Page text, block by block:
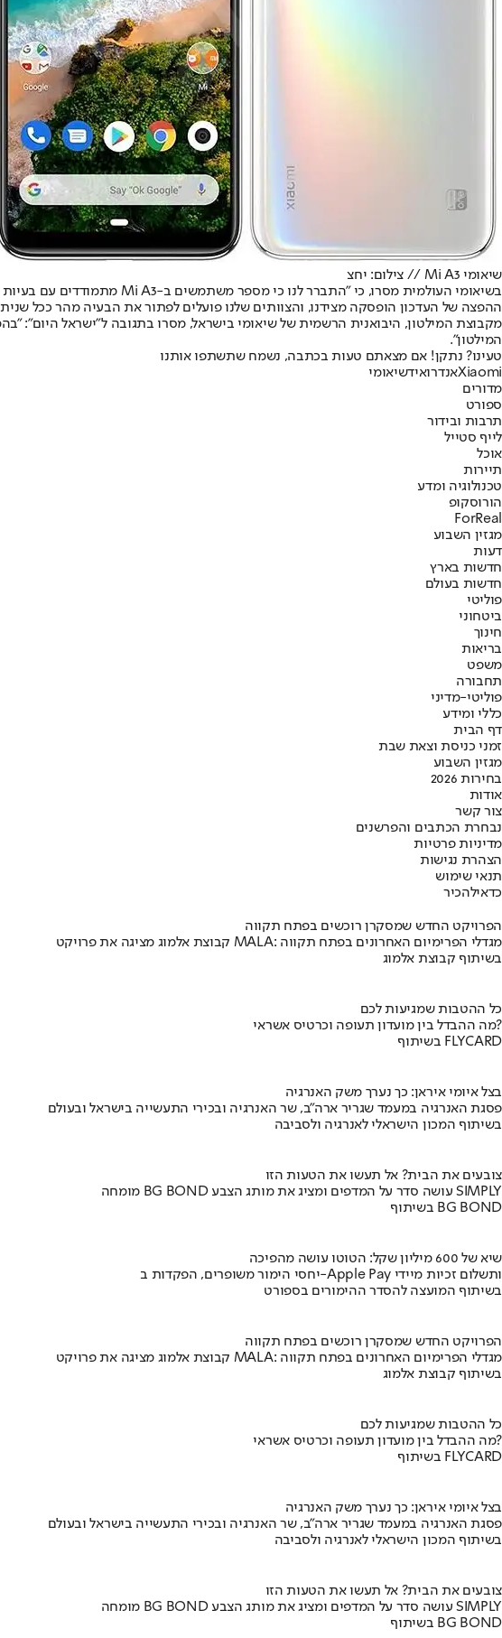
שיאומי Mi A3 // צילום: יחצ
ההפצה של העדכון הופסקה מצידנו, והצוותים שלנו פועלים לפתור את הבעיה מהר ככל
המילטון".
טעינו? נתקן! אם מצאתם טעות בכתבה, נשמח שתשתפו אותנו
Xiaomiאנדרואידשיאומי
מדורים
ספורט
תרבות ובידור
לייף סטייל
אוכל
תיירות
טכנולוגיה ומדע
הורוסקופ
ForReal
מגזין השבוע
דעות
חדשות בארץ
חדשות בעולם
פוליטי
ביטחוני
חינוך
בריאות
משפט
תחבורה
פוליטי-מדיני
כללי ומידע
דף הבית
זמני כניסת וצאת שבת
מגזין השבוע
בחירות 2026
אודות
צור קשר
נבחרת הכתבים והפרשנים
מדיניות פרטיות
הצהרת נגישות
תנאי שימוש
כדאילהכיר
הפרויקט החדש שמסקרן רוכשים בפתח תקווה
קבוצת אלמוג מציגה את פרויקט MALA: מגדלי הפרימיום האחרונים בפתח תקווה
בשיתוף קבוצת אלמוג
כל ההטבות שמגיעות לכם
מה ההבדל בין מועדון תעופה וכרטיס אשראי?
בשיתוף FLYCARD
בצל איומי איראן: כך נערך משק האנרגיה
פסגת האנרגיה במעמד שגריר ארה"ב, שר האנרגיה ובכירי התעשייה בישראל ובעולם
בשיתוף המכון הישראלי לאנרגיה ולסביבה
צובעים את הבית? אל תעשו את הטעות הזו
מומחה BG BOND עושה סדר על המדפים ומציג את מותג הצבע SIMPLY
בשיתוף BG BOND
שיא של 600 מיליון שקל: הטוטו עושה מהפיכה
יחסי הימור משופרים, הפקדות ב-Apple Pay ותשלום זכיות מיידי
בשיתוף המועצה להסדר ההימורים בספורט
הפרויקט החדש שמסקרן רוכשים בפתח תקווה
קבוצת אלמוג מציגה את פרויקט MALA: מגדלי הפרימיום האחרונים בפתח תקווה
בשיתוף קבוצת אלמוג
כל ההטבות שמגיעות לכם
מה ההבדל בין מועדון תעופה וכרטיס אשראי?
בשיתוף FLYCARD
בצל איומי איראן: כך נערך משק האנרגיה
פסגת האנרגיה במעמד שגריר ארה"ב, שר האנרגיה ובכירי התעשייה בישראל ובעולם
בשיתוף המכון הישראלי לאנרגיה ולסביבה
צובעים את הבית? אל תעשו את הטעות הזו
מומחה BG BOND עושה סדר על המדפים ומציג את מותג הצבע SIMPLY
בשיתוף BG BOND